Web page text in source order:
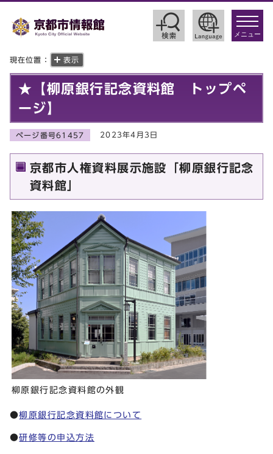
toggle
メニュー
現在位置： 表示
★【柳原銀行記念資料館 トップペ
ージ】
ページ番号61457 2023年4月3日
京都市人権資料展示施設「柳原銀行記念
資料館」
柳原銀行記念資料館の外観
●柳原銀行記念資料館について
●研修等の申込方法